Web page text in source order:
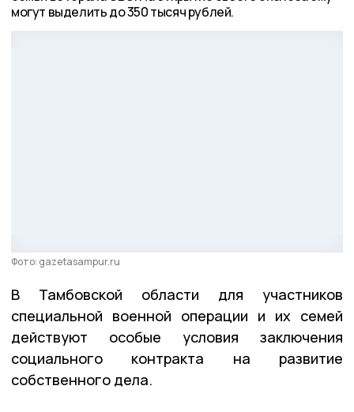
могут выделить до 350 тысяч рублей.
Фото: gazetasampur.ru
В Тамбовской области для участников
специальной военной операции и их семей
действуют особые условия заключения
социального контракта на развитие
собственного дела.